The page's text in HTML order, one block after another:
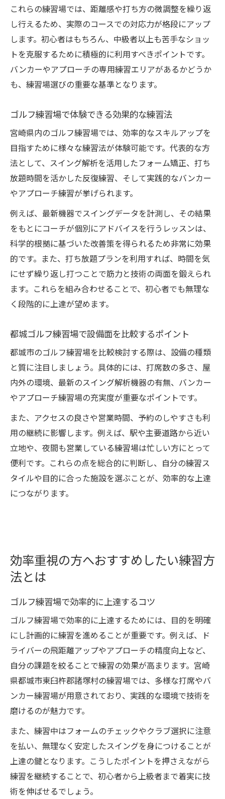
これらの練習場では、距離感や打ち方の微調整を繰り返
し行えるため、実際のコースでの対応力が格段にアップ
します。初心者はもちろん、中級者以上も苦手なショッ
トを克服するために積極的に利用すべきポイントです。
バンカーやアプローチの専用練習エリアがあるかどうか
も、練習場選びの重要な基準となります。
ゴルフ練習場で体験できる効果的な練習法
宮崎県内のゴルフ練習場では、効率的なスキルアップを
目指すために様々な練習法が体験可能です。代表的な方
法として、スイング解析を活用したフォーム矯正、打ち
放題時間を活かした反復練習、そして実践的なバンカー
やアプローチ練習が挙げられます。
例えば、最新機器でスイングデータを計測し、その結果
をもとにコーチが個別にアドバイスを行うレッスンは、
科学的根拠に基づいた改善策を得られるため非常に効果
的です。また、打ち放題プランを利用すれば、時間を気
にせず繰り返し打つことで筋力と技術の両面を鍛えられ
ます。これらを組み合わせることで、初心者でも無理な
く段階的に上達が望めます。
都城ゴルフ練習場で設備面を比較するポイント
都城市のゴルフ練習場を比較検討する際は、設備の種類
と質に注目しましょう。具体的には、打席数の多さ、屋
内外の環境、最新のスイング解析機器の有無、バンカー
やアプローチ練習場の充実度が重要なポイントです。
また、アクセスの良さや営業時間、予約のしやすさも利
用の継続に影響します。例えば、駅や主要道路から近い
立地や、夜間も営業している練習場は忙しい方にとって
便利です。これらの点を総合的に判断し、自分の練習ス
タイルや目的に合った施設を選ぶことが、効率的な上達
につながります。
効率重視の方へおすすめしたい練習方
法とは
ゴルフ練習場で効率的に上達するコツ
ゴルフ練習場で効率的に上達するためには、目的を明確
にし計画的に練習を進めることが重要です。例えば、ド
ライバーの飛距離アップやアプローチの精度向上など、
自分の課題を絞ることで練習の効果が高まります。宮崎
県都城市東臼杵郡諸塚村の練習場では、多様な打席やバ
ンカー練習場が用意されており、実践的な環境で技術を
磨けるのが魅力です。
また、練習中はフォームのチェックやクラブ選択に注意
を払い、無理なく安定したスイングを身につけることが
上達の鍵となります。こうしたポイントを押さえながら
練習を継続することで、初心者から上級者まで着実に技
術を伸ばせるでしょう。